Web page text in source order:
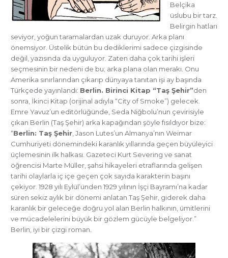
Belçika
üslubu bir tarz.
Belirgin hatları
seviyor, yoğun taramalardan uzak duruyor. Arka planı
önemsiyor. Üstelik bütün bu dediklerimi sadece çizgisinde
değil, yazısında da uyguluyor. Zaten daha çok tarihi işleri
seçmesinin bir nedeni de bu; arka plana olan merakı. Onu
Amerika sınırlarından çıkarıp dünyaya tanıtan işi ay başında
Türkçede yayınlandı: Berlin. Birinci Kitap “Taş Şehir”den
sonra, İkinci Kitap (orijinal adıyla “City of Smoke”) gelecek.
Emre Yavuz’un editörlüğünde, Seda Niğbolu’nun çevirisiyle
çıkan Berlin (Taş Şehir) arka kapağından şöyle fısıldıyor bize:
“Berlin: Taş Şehir, Jason Lutes’un Almanya’nın Weimar
Cumhuriyeti dönemindeki karanlık yıllarında geçen büyüleyici
üçlemesinin ilk halkası. Gazeteci Kurt Severing ve sanat
öğrencisi Marte Müller, şahsi hikayeleri etraflarında gelişen
tarihi olaylarla iç içe geçen çok sayıda karakterin başını
çekiyor. 1928 yılı Eylül’ünden 1929 yılının İşçi Bayramı’na kadar
süren sekiz aylık bir dönemi anlatan Taş Şehir, giderek daha
karanlık bir geleceğe doğru yol alan Berlin halkının, ümitlerini
ve mücadelelerini büyük bir gözlem gücüyle belgeliyor.”
Berlin, iyi bir çizgi roman.